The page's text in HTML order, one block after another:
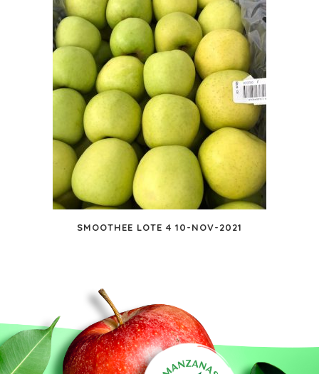
SMOOTHEE LOTE 4 10-NOV-2021